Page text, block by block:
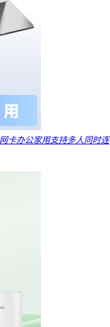
卡办公家用支持多人同时连